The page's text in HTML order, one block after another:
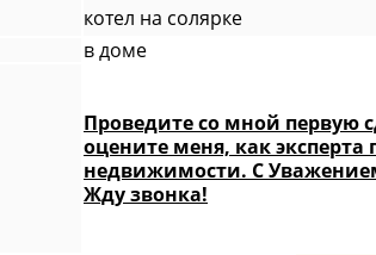
котел на солярке
в доме
Проведите со мной первую
оцените меня, как эксперта
недвижимости. С
Жду звонка!